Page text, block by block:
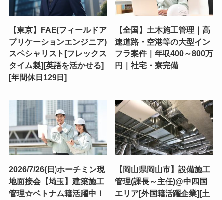
【東京】FAE(フィールドア
プリケーションエンジニア)
スペシャリスト[フレックス
タイム製][英語を活かせる]
[年間休日129日]
【全国】土木施工管理｜高
速道路・空港等の大型イン
フラ案件｜年収400～800万
円｜社宅・寮完備
2026/7/26(日)ホーチミン現
地面接会【埼玉】建築施工
管理☆ベトナム籍活躍中！
【岡山県岡山市】設備施工
管理(課長～主任)@中四国
エリア[外国籍活躍企業][土